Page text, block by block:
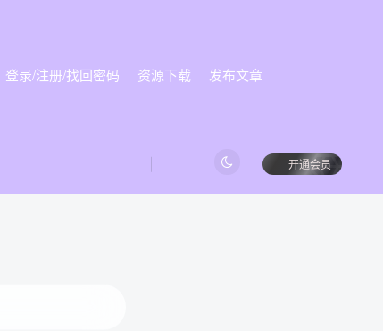
登录/注册/找回密码 资源下载 发布文章
开通会员